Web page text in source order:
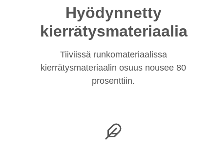
Hyödynnetty
kierrätysmateriaalia
Tiiviissä runkomateriaalissa
kierrätysmateriaalin osuus nousee 80
prosenttiin.